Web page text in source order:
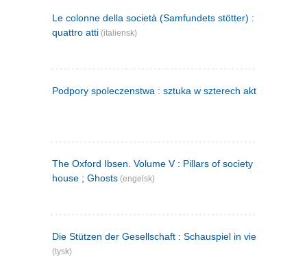
Le colonne della società (Samfundets stötter) : commedia
quattro atti (italiensk)
Podpory spoleczenstwa : sztuka w szterech aktach
The Oxford Ibsen. Volume V : Pillars of society ; A doll's
house ; Ghosts (engelsk)
Die Stützen der Gesellschaft : Schauspiel in vier Aufzügen
(tysk)